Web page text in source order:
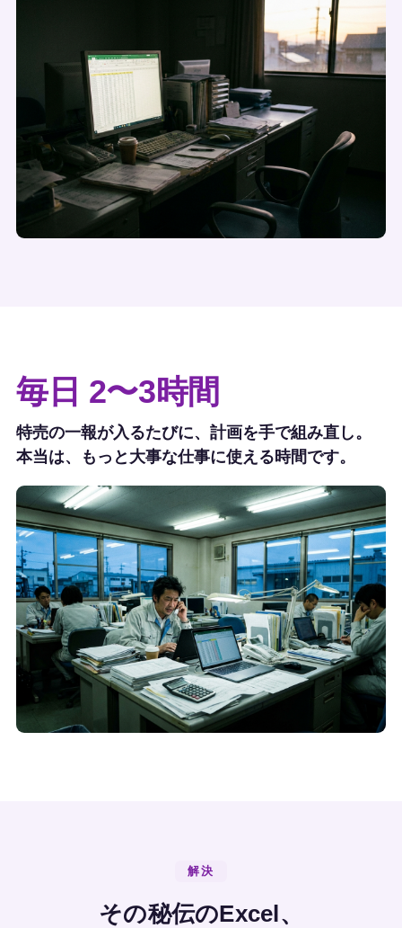
毎日 2〜3時間
特売の一報が入るたびに、計画を手で組み直し。
本当は、もっと大事な仕事に使える時間です。
解決
その秘伝のExcel、